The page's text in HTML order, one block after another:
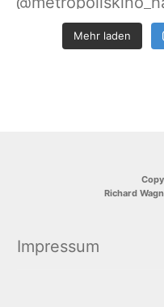
Mehr laden
Richard
Impressum